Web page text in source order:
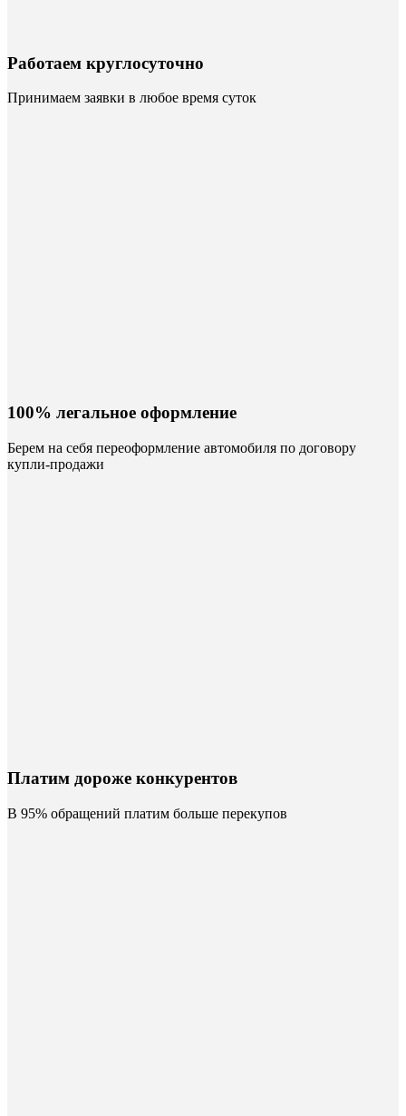
Работаем круглосуточно
Принимаем заявки в любое время суток
100% легальное оформление
Берем на себя переоформление автомобиля по договору
купли-продажи
Платим дороже конкурентов
В 95% обращений платим больше перекупов